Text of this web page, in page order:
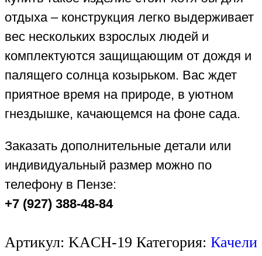
отдыха – конструкция легко выдерживает
вес нескольких взрослых людей и
комплектуются защищающим от дождя и
палящего солнца козырьком. Вас ждет
приятное время на природе, в уютном
гнездышке, качающемся на фоне сада.
Заказать дополнительные детали или
индивидуальный размер можно по
телефону в Пензе:
+7 (927) 388-48-84
Артикул: KACH-19 Категория: Качели